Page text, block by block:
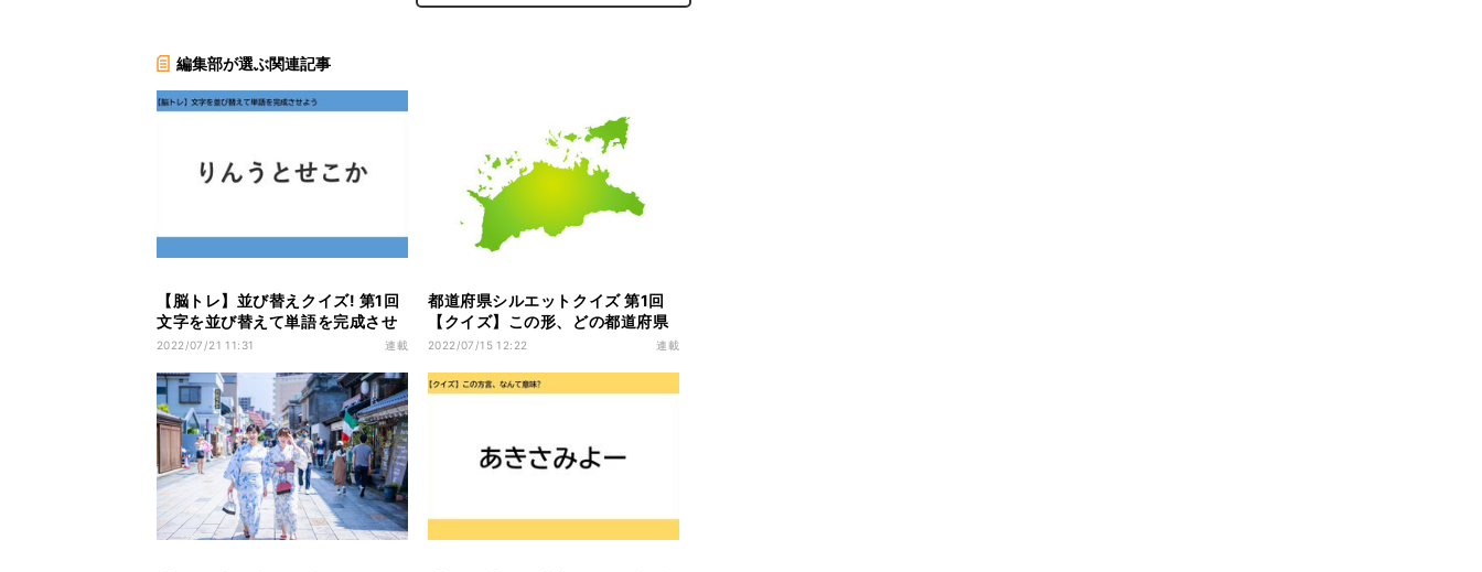
編集部が選ぶ関連記事
【脳トレ】並び替えクイズ! 第1回
文字を並び替えて単語を完成させ
よう
2022/07/21 11:31 連載
都道府県シルエットクイズ 第1回
【クイズ】この形、どの都道府県
かわかりますか?
2022/07/15 12:22 連載